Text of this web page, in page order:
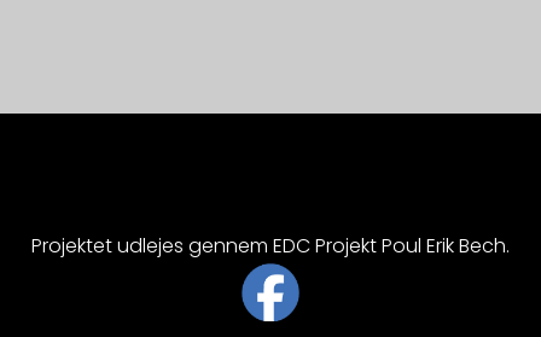
Projektet udlejes gennem EDC Projekt Poul Erik Bech.